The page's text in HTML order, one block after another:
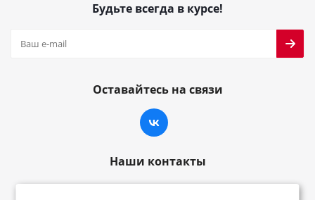
Будьте всегда в курсе!
Оставайтесь на связи
Наши контакты